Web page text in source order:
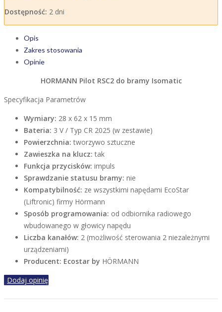
Dostępność: 2 dni
Opis
Zakres stosowania
Opinie
HORMANN Pilot RSC2 do bramy Isomatic
Specyfikacja Parametrów
Wymiary: 28 x 62 x 15 mm
Bateria: 3 V / Typ CR 2025 (w zestawie)
Powierzchnia: tworzywo sztuczne
Zawieszka na klucz: tak
Funkcja przycisków: impuls
Sprawdzanie statusu bramy: nie
Kompatybilność: ze wszystkimi napędami EcoStar
(Liftronic) firmy Hörmann
Sposób programowania: od odbiornika radiowego
wbudowanego w głowicy napędu
Liczba kanałów: 2 (możliwość sterowania 2 niezależnymi
urządzeniami)
Producent: Ecostar by HÖRMANN
Dodaj opinię